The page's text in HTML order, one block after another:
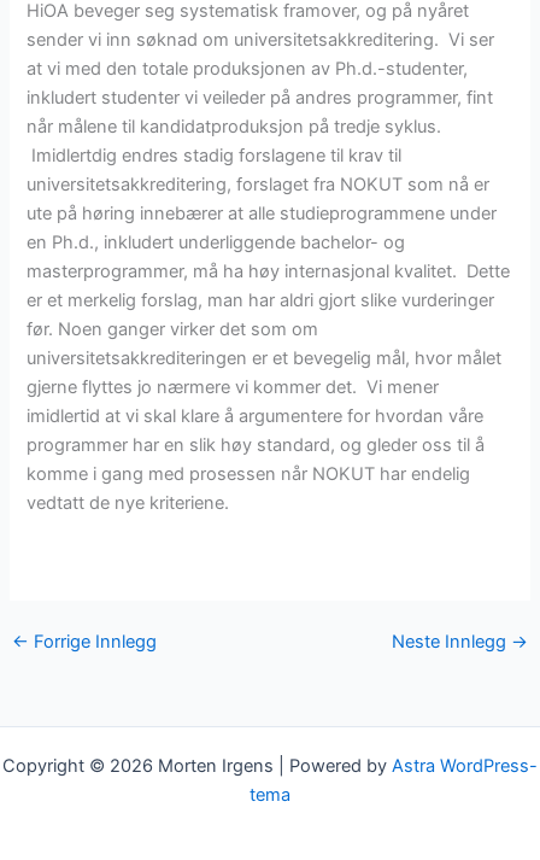
HiOA beveger seg systematisk framover, og på nyåret
sender vi inn søknad om universitetsakkreditering. Vi ser
at vi med den totale produksjonen av Ph.d.-studenter,
inkludert studenter vi veileder på andres programmer, fint
når målene til kandidatproduksjon på tredje syklus.
Imidlertdig endres stadig forslagene til krav til
universitetsakkreditering, forslaget fra NOKUT som nå er
ute på høring innebærer at alle studieprogrammene under
en Ph.d., inkludert underliggende bachelor- og
masterprogrammer, må ha høy internasjonal kvalitet. Dette
er et merkelig forslag, man har aldri gjort slike vurderinger
før. Noen ganger virker det som om
universitetsakkrediteringen er et bevegelig mål, hvor målet
gjerne flyttes jo nærmere vi kommer det. Vi mener
imidlertid at vi skal klare å argumentere for hvordan våre
programmer har en slik høy standard, og gleder oss til å
komme i gang med prosessen når NOKUT har endelig
vedtatt de nye kriteriene.
← Forrige Innlegg Neste Innlegg →
Copyright © 2026 Morten Irgens | Powered by Astra WordPress-
tema